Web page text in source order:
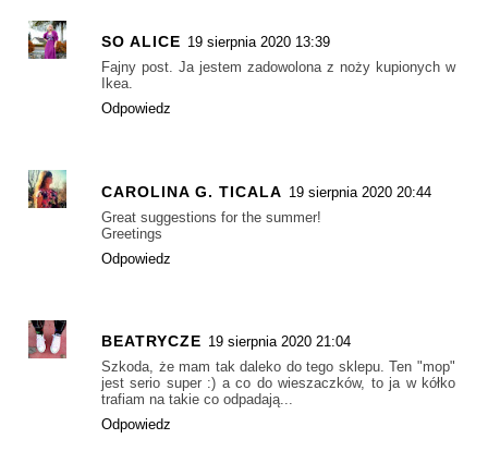
SO ALICE 19 sierpnia 2020 13:39
Fajny post. Ja jestem zadowolona z noży kupionych w
Ikea.
Odpowiedz
CAROLINA G. TICALA 19 sierpnia 2020 20:44
Great suggestions for the summer!
Greetings
Odpowiedz
BEATRYCZE 19 sierpnia 2020 21:04
Szkoda, że mam tak daleko do tego sklepu. Ten "mop"
jest serio super :) a co do wieszaczków, to ja w kółko
trafiam na takie co odpadają...
Odpowiedz